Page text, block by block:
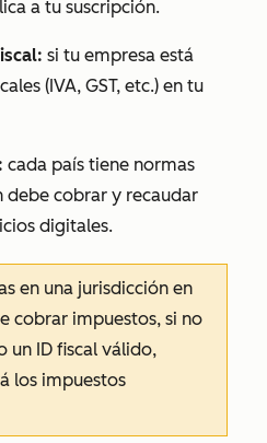
a tu suscripción.
si tu empresa está
(IVA, GST, etc.) en tu
cada país tiene normas
debe cobrar y recaudar
digitales.
en una jurisdicción en
cobrar impuestos, si no
un ID fiscal válido,
los impuestos